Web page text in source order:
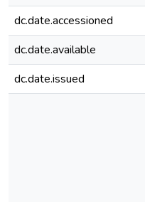
dc.date.accessioned
dc.date.available
dc.date.issued